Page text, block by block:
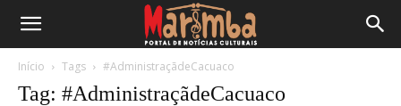
Início Tags #AdministraçãdeCacuaco
Tag: #AdministraçãdeCacuaco